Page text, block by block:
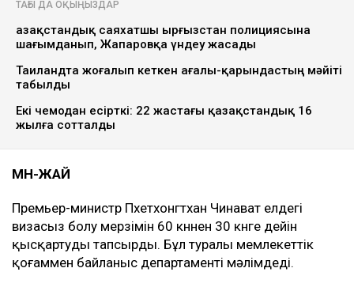
ТАҒЫ ДА ОҚЫҢЫЗДАР
Қазақстандық саяхатшы Қырғызстан полициясына
шағымданып, Жапаровқа үндеу жасады
Таиландта жоғалып кеткен ағалы-қарындастың мәйіті
табылды
Екі чемодан есірткі: 22 жастағы қазақстандық 16
жылға сотталды
МӘН-ЖАЙ
Премьер-министр Пхетхонгтхан Чинават елдегі
визасыз болу мерзімін 60 күннен 30 күнге дейін
қысқартуды тапсырды. Бұл туралы мемлекеттік
қоғаммен байланыс департаменті мәлімдеді.